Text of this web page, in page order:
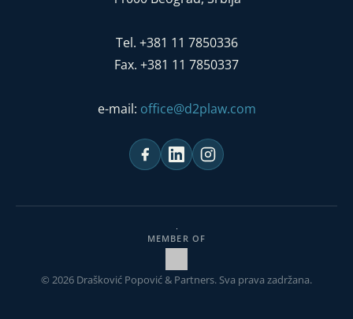
Tel. +381 11 7850336
Fax. +381 11 7850337
e-mail: office@d2plaw.com
MEMBER OF
© 2026 Drašković Popović & Partners. Sva prava zadržana.